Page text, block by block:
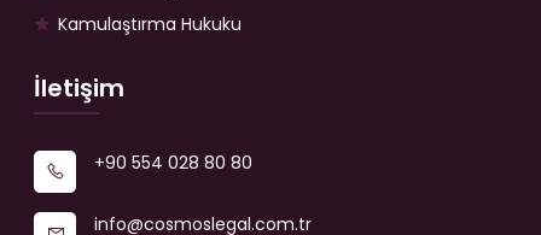
Kamulaştırma Hukuku
İletişim
+90 554 028 80 80
info@cosmoslegal.com.tr